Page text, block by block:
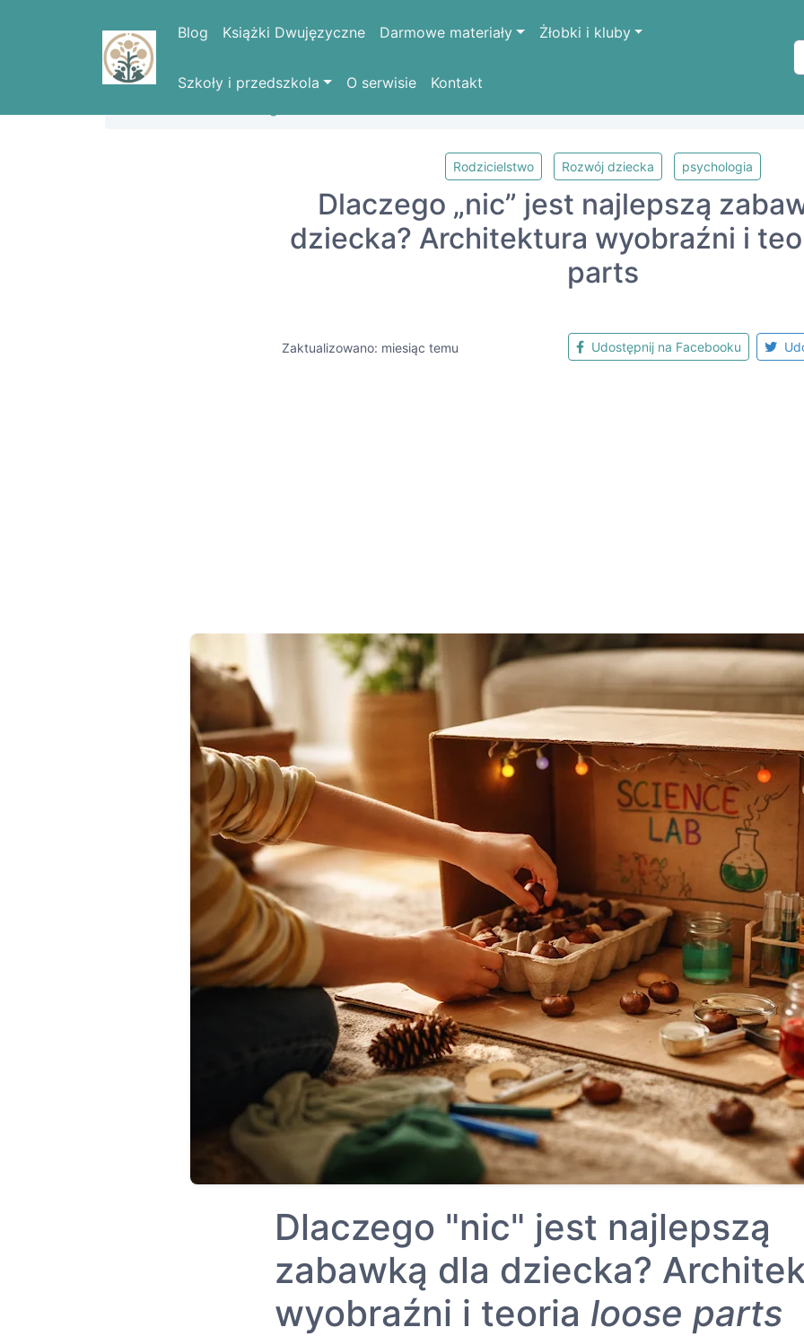
Blog Książki Dwujęzyczne Darmowe materiały Żłobki i kluby
Szkoły i przedszkola O serwisie Kontakt
Rodzicielstwo Rozwój dziecka psychologia
Dlaczego „nic” jest najlepszą
dziecka? Architektura wyobraźni i
parts
Zaktualizowano: miesiąc temu Udostępnij na Facebooku
Dlaczego "nic" jest najlepszą
zabawką dla dziecka?
wyobraźni i teoria loose parts